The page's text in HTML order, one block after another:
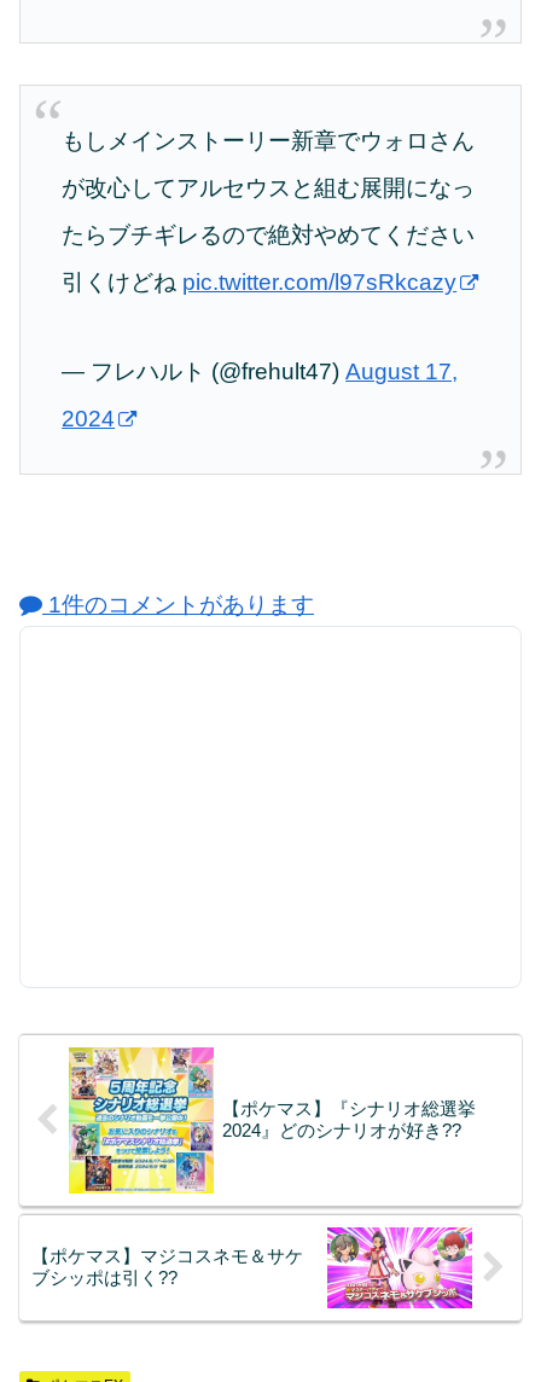
もしメインストーリー新章でウォロさん
が改心してアルセウスと組む展開になっ
たらブチギレるので絶対やめてください
引くけどね pic.twitter.com/l97sRkcazy
— フレハルト (@frehult47)August 17,
2024
1件のコメントがあります
【ポケマス】『シナリオ総選挙
2024』どのシナリオが好き??
【ポケマス】マジコスネモ＆サケ
ブシッポは引く??